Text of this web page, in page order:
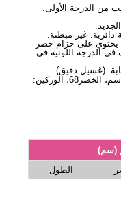
من الدرجة الأولى.
دائرية. غير مبطنة.
يحتوي على حزام خصر
في الدرجة اللونية في
الطول: 160 سم، الصدر: 86 سم، الخصر68، الوركين:
(سم)
الطول